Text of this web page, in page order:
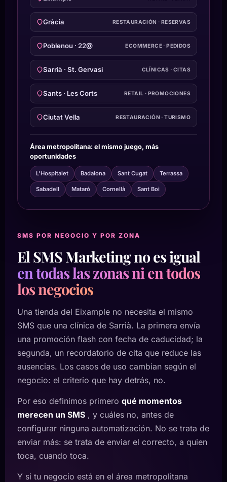
Gràcia RESTAURACIÓN · RESERVAS
Poblenou · 22@ ECOMMERCE · PEDIDOS
Sarrià · St. Gervasi CLÍNICAS · CITAS
Sants · Les Corts RETAIL · PROMOCIONES
Ciutat Vella RESTAURACIÓN · TURISMO
Área metropolitana: el mismo juego, más
oportunidades
L'Hospitalet Badalona Sant Cugat Terrassa
Sabadell Mataró Cornellà Sant Boi
SMS POR NEGOCIO Y POR ZONA
El SMS Marketing no es igual
en todas las zonas ni en todos
los negocios
Una tienda del Eixample no necesita el mismo
SMS que una clínica de Sarrià. La primera envía
una promoción flash con fecha de caducidad; la
segunda, un recordatorio de cita que reduce las
ausencias. Los casos de uso cambian según el
negocio: el criterio que hay detrás, no.
Por eso definimos primero qué momentos
merecen un SMS , y cuáles no, antes de
configurar ninguna automatización. No se trata de
enviar más: se trata de enviar el correcto, a quien
toca, cuando toca.
Y si tu negocio está en el área metropolitana